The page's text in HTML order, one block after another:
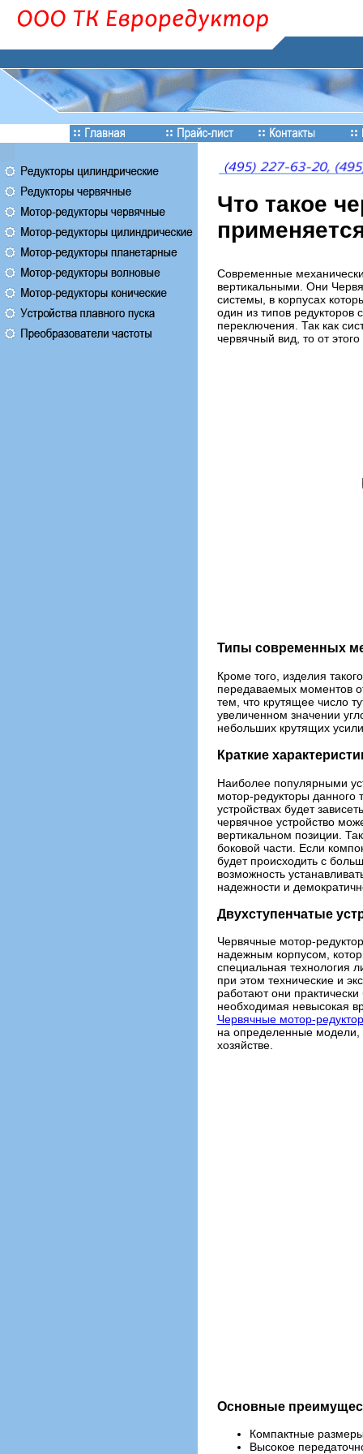
Что такое
Современные
вертикальными. Они
системы, в корпусах
один из типов редукторов
переключения. Так как
червячный вид, то от
Типы современных
Кроме того, изделия
передаваемых моментов
тем, что крутящее число
увеличенном значении
небольших крутящих
Краткие
Наиболее популярными
мотор-редукторы данного
устройствах будет
червячное устройство
вертикальном позиции.
боковой части. Если
будет происходить с
возможность
надежности и
Двухступенчатые
Червячные мотор-
надежным корпусом,
специальная технология
при этом технические и
работают они
необходимая невысокая
Червячные мотор-
на определенные модели,
хозяйстве.
Основные
Компактные
Высокое